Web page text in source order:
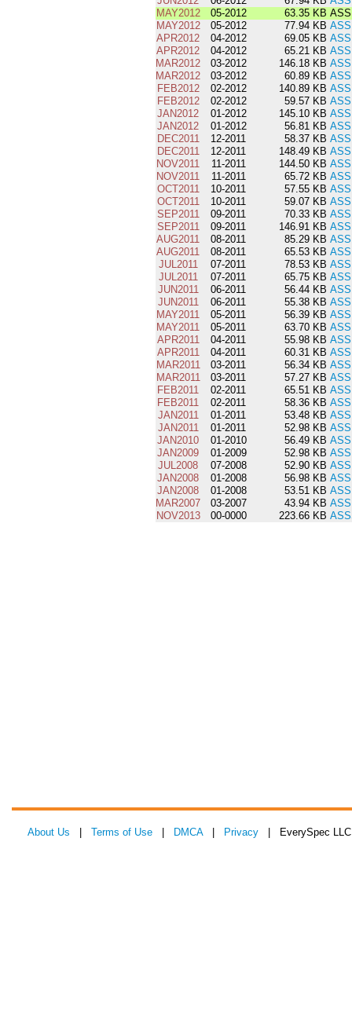
MAY2012
05-2012 63.35 KB
MAY2012
05-2012 77.94 KB
APR2012
04-2012 69.05 KB
APR2012
04-2012 65.21 KB
MAR2012
03-2012 146.18 KB
MAR2012
03-2012 60.89 KB
FEB2012
02-2012 140.89 KB
FEB2012
02-2012 59.57 KB
JAN2012
01-2012 145.10 KB
JAN2012
01-2012 56.81 KB
DEC2011
12-2011 58.37 KB
DEC2011
12-2011 148.49 KB
NOV2011
11-2011 144.50 KB
NOV2011
11-2011 65.72 KB
OCT2011
10-2011 57.55 KB
OCT2011
10-2011 59.07 KB
SEP2011
09-2011 70.33 KB
SEP2011
09-2011 146.91 KB
AUG2011
08-2011 85.29 KB
AUG2011
08-2011 65.53 KB
JUL2011
07-2011 78.53 KB
JUL2011
07-2011 65.75 KB
JUN2011
06-2011 56.44 KB
JUN2011
06-2011 55.38 KB
MAY2011
05-2011 56.39 KB
MAY2011
05-2011 63.70 KB
APR2011
04-2011 55.98 KB
APR2011
04-2011 60.31 KB
MAR2011
03-2011 56.34 KB
MAR2011
03-2011 57.27 KB
FEB2011
02-2011 65.51 KB
FEB2011
02-2011 58.36 KB
JAN2011
01-2011 53.48 KB
JAN2011
01-2011 52.98 KB
JAN2010
01-2010 56.49 KB
JAN2009
01-2009 52.98 KB
JUL2008
07-2008 52.90 KB
JAN2008
01-2008 56.98 KB
JAN2008
01-2008 53.51 KB
MAR2007
03-2007 43.94 KB
NOV2013
00-0000 223.66 KB
About Us Terms of Use DMCA| Privacy | EverySpec